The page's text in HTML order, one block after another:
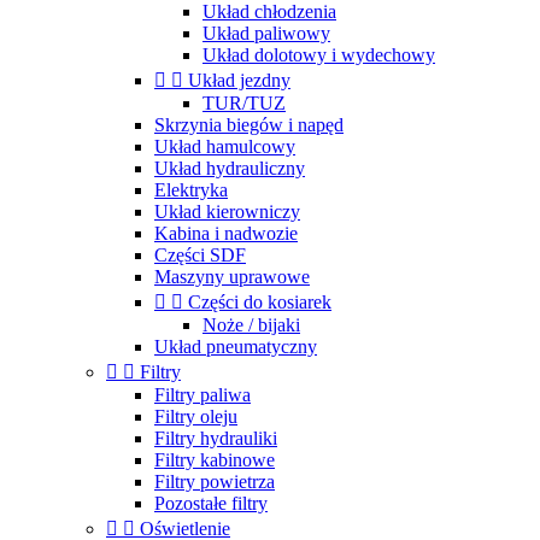
Układ chłodzenia
Układ paliwowy
Układ dolotowy i wydechowy
  Układ jezdny
TUR/TUZ
Skrzynia biegów i napęd
Układ hamulcowy
Układ hydrauliczny
Elektryka
Układ kierowniczy
Kabina i nadwozie
Części SDF
Maszyny uprawowe
  Części do kosiarek
Noże / bijaki
Układ pneumatyczny
  Filtry
Filtry paliwa
Filtry oleju
Filtry hydrauliki
Filtry kabinowe
Filtry powietrza
Pozostałe filtry
  Oświetlenie